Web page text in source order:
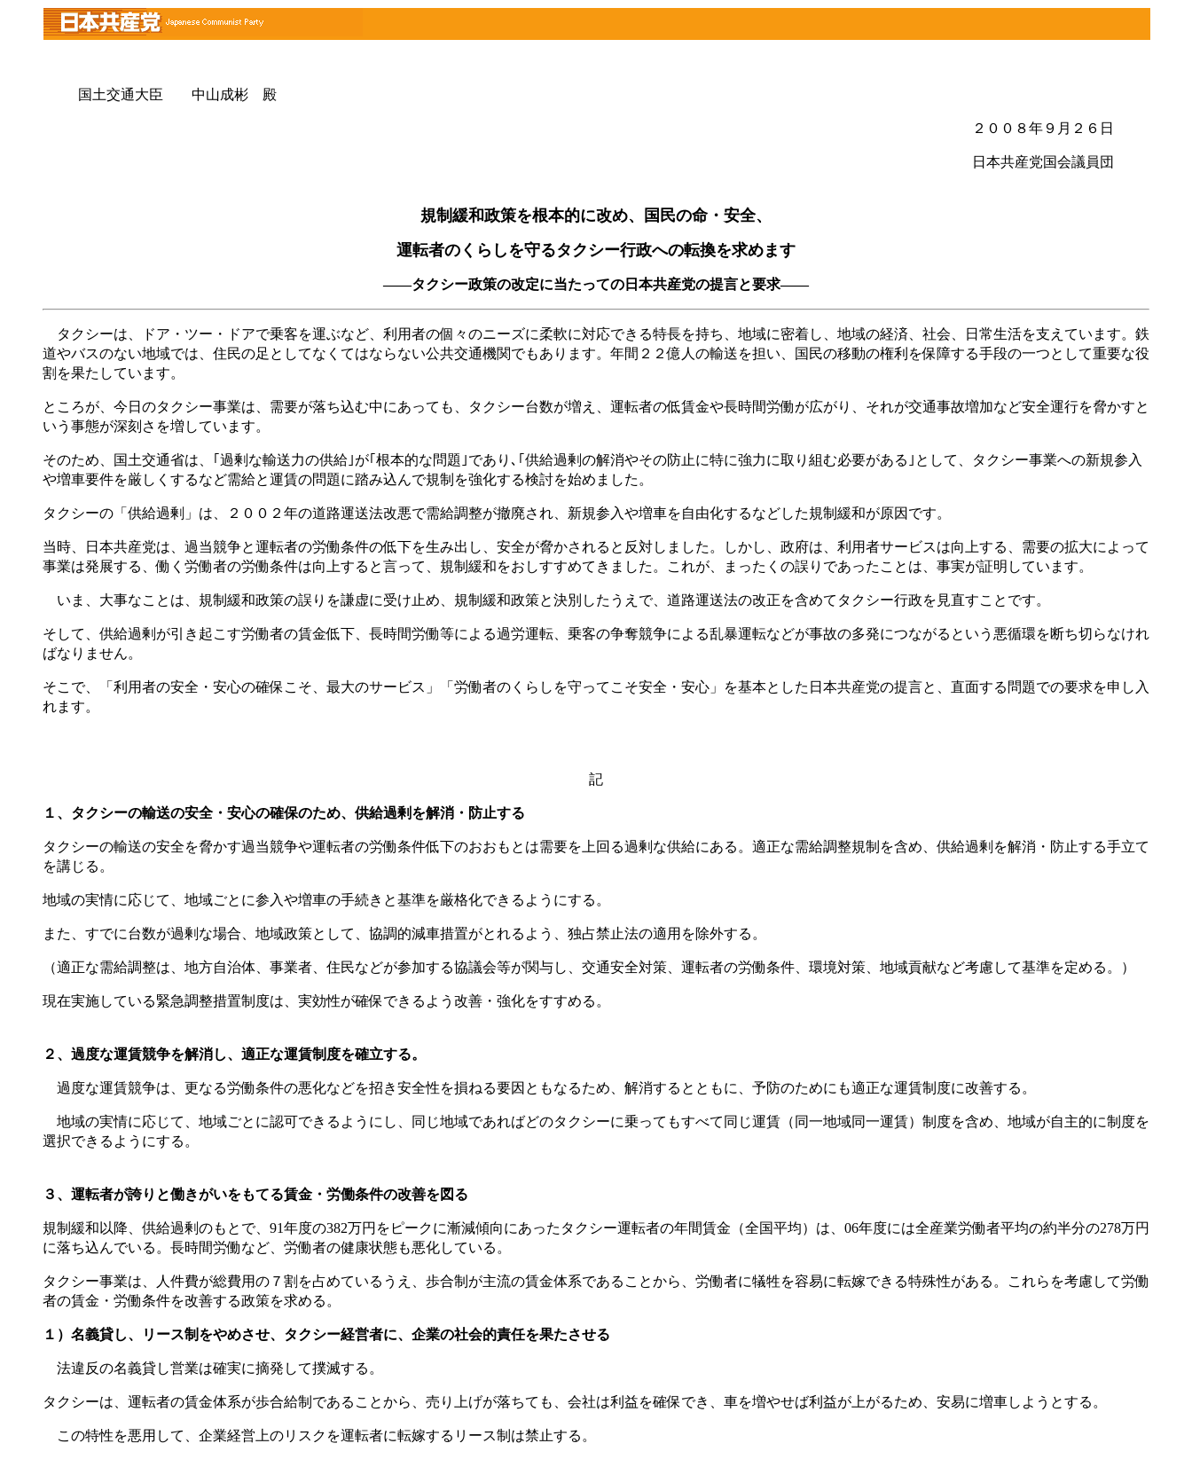
国土交通大臣 中山成彬 殿
２００８年９月２６日
日本共産党国会議員団
規制緩和政策を根本的に改め、国民の命・安全、
運転者のくらしを守るタクシー行政への転換を求めます
――タクシー政策の改定に当たっての日本共産党の提言と要求――
タクシーは、ドア・ツー・ドアで乗客を運ぶなど、利用者の個々のニーズに柔軟に対応できる特長を持ち、地域に密着し、地域の経済、社会、日常生活を支えています。鉄
道やバスのない地域では、住民の足としてなくてはならない公共交通機関でもあります。年間２２億人の輸送を担い、国民の移動の権利を保障する手段の一つとして重要な役
割を果たしています。
ところが、今日のタクシー事業は、需要が落ち込む中にあっても、タクシー台数が増え、運転者の低賃金や長時間労働が広がり、それが交通事故増加など安全運行を脅かすと
いう事態が深刻さを増しています。
そのため、国土交通省は、｢過剰な輸送力の供給｣が｢根本的な問題｣であり､｢供給過剰の解消やその防止に特に強力に取り組む必要がある｣として、タクシー事業への新規参入
や増車要件を厳しくするなど需給と運賃の問題に踏み込んで規制を強化する検討を始めました。
タクシーの「供給過剰」は、２００２年の道路運送法改悪で需給調整が撤廃され、新規参入や増車を自由化するなどした規制緩和が原因です。
当時、日本共産党は、過当競争と運転者の労働条件の低下を生み出し、安全が脅かされると反対しました。しかし、政府は、利用者サービスは向上する、需要の拡大によって
事業は発展する、働く労働者の労働条件は向上すると言って、規制緩和をおしすすめてきました。これが、まったくの誤りであったことは、事実が証明しています。
いま、大事なことは、規制緩和政策の誤りを謙虚に受け止め、規制緩和政策と決別したうえで、道路運送法の改正を含めてタクシー行政を見直すことです。
そして、供給過剰が引き起こす労働者の賃金低下、長時間労働等による過労運転、乗客の争奪競争による乱暴運転などが事故の多発につながるという悪循環を断ち切らなけれ
ばなりません。
そこで、「利用者の安全・安心の確保こそ、最大のサービス」「労働者のくらしを守ってこそ安全・安心」を基本とした日本共産党の提言と、直面する問題での要求を申し入
れます。
記
１、タクシーの輸送の安全・安心の確保のため、供給過剰を解消・防止する
タクシーの輸送の安全を脅かす過当競争や運転者の労働条件低下のおおもとは需要を上回る過剰な供給にある。適正な需給調整規制を含め、供給過剰を解消・防止する手立て
を講じる。
地域の実情に応じて、地域ごとに参入や増車の手続きと基準を厳格化できるようにする。
また、すでに台数が過剰な場合、地域政策として、協調的減車措置がとれるよう、独占禁止法の適用を除外する。
（適正な需給調整は、地方自治体、事業者、住民などが参加する協議会等が関与し、交通安全対策、運転者の労働条件、環境対策、地域貢献など考慮して基準を定める。）
現在実施している緊急調整措置制度は、実効性が確保できるよう改善・強化をすすめる。
２、過度な運賃競争を解消し、 適正な運賃制度を確立する。
過度な運賃競争は、更なる労働条件の悪化などを招き安全性を損ねる要因ともなるため、解消するとともに、予防のためにも適正な運賃制度に改善する。
地域の実情に応じて、地域ごとに認可できるようにし、同じ地域であればどのタクシーに乗ってもすべて同じ運賃（同一地域同一運賃）制度を含め、地域が自主的に制度を
選択できるようにする。
３、運転者が誇りと働きがいをもてる賃金・ 労働条件の改善を図る
規制緩和以降、供給過剰のもとで、91年度の382万円をピークに漸減傾向にあったタクシー運転者の年間賃金（全国平均）は、06年度には全産業労働者平均の約半分の278万円
に落ち込んでいる。長時間労働など、労働者の健康状態も悪化している。
タクシー事業は、人件費が総費用の７割を占めているうえ、歩合制が主流の賃金体系であることから、労働者に犠牲を容易に転嫁できる特殊性がある。これらを考慮して労働
者の賃金・労働条件を改善する政策を求める。
１）名義貸し、リース制をやめさせ、タクシー経営者に、企業の社会的責任を果たさせる
法違反の名義貸し営業は確実に摘発して撲滅する。
タクシーは、運転者の賃金体系が歩合給制であることから、売り上げが落ちても、会社は利益を確保でき、車を増やせば利益が上がるため、安易に増車しようとする。
この特性を悪用して、企業経営上のリスクを運転者に転嫁するリース制は禁止する。